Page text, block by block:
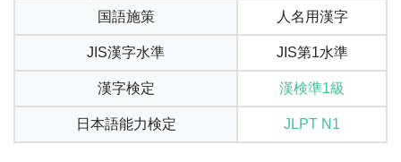
国語施策 人名用漢字
JIS漢字水準 JIS第1水準
漢字検定 漢検準1級
日本語能力検定 JLPT N1